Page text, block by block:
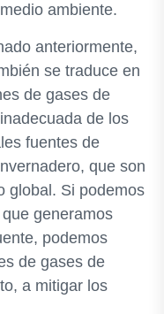
ambiente.
anteriormente,
se traduce en
de gases de
de los
fuentes de
que son
global. Si podemos
generamos
podemos
de gases de
a mitigar los